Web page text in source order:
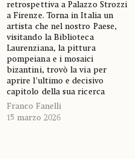
retrospettiva a Palazzo Strozzi
a Firenze. Torna in Italia un
artista che nel nostro Paese,
visitando la Biblioteca
Laurenziana, la pittura
pompeiana e i mosaici
bizantini, trovò la via per
aprire l’ultimo e decisivo
capitolo della sua ricerca
Franco Fanelli
15 marzo 2026